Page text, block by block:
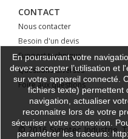
CONTACT
Nous contacter
Besoin d'un devis
Support technique
Questions diverses
Foire aux questions
© 2016 Synotec Industrie.
En poursuivant votre
devez accepter l’utilisation et
sur votre appareil connecté.
fichiers texte) permettent
navigation, actualiser
reconnaitre lors de votre
sécuriser votre connexion.
paramétrer les traceurs: